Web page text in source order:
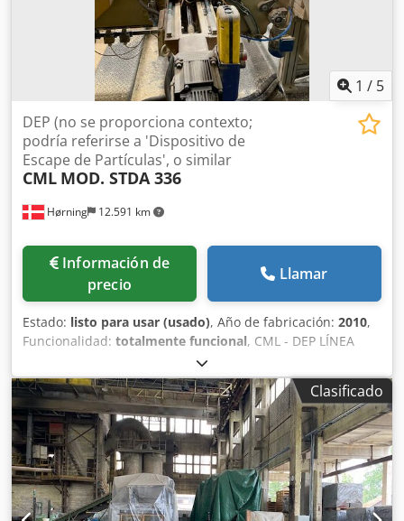
1 / 5
Hørning 12.591 km
DEP (no se proporciona contexto;
podría referirse a 'Dispositivo de
Escape de Partículas', o similar
CML MOD. STDA 336
Información de
precio
Llamar
Estado: listo para usar (usado), Año de fabricación: 2010,
Funcionalidad: totalmente funcional, CML - DEP LÍNEA
FLEXIBLE PARA LA PRODUCCIÓN DE ELEMENTOS DE
VENTANAS SEGÚN EL DISEÑO LY-09-087-05 DE FECHA
27/01/2010 01. TRANSPORTADOR DE BANDA 1=4500 mm
02. TRANSFERENCIA EN "L" CON RODILLOS RECUBIERTOS
DE PVC Y ACUMULADOR 03. ENSAMBLADORA DE
EXTREMOS DOBLES (TENONADORA) CML MOD. STDA 336
Cjdpjxtacisfx Aikerf 04. SISTEMA COMPLETO DE CONTROL
DE LA MÁQUINA CONSULTE LAS CARACTERÍSTICAS
TÉCNICAS EN EL ARCHIVO PDF ADJUNTO
Clasificado